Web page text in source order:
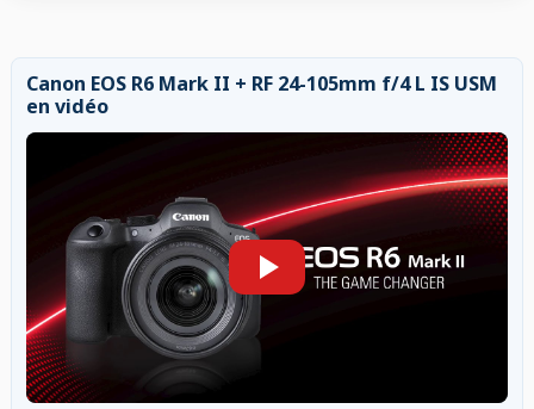
Canon EOS R6 Mark II + RF 24-105mm f/4 L IS USM
en vidéo